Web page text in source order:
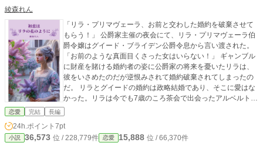
綾森れん
「リラ・プリマヴェーラ、お前と交わした婚約を破棄させて
もらう！」 公爵家主催の夜会にて、リラ・プリマヴェーラ伯
爵令嬢はグイード・ブライデン公爵令息から言い渡された。
「お前のような真面目くさった女はいらない！」 ギャンブル
に財産を賭ける婚約者の姿に公爵家の将来を憂いたリラは、
彼をいさめたのだが逆恨みされて婚約破棄されてしまったの
だ。 リラとグイードの婚約は政略結婚であり、そこに愛はな
かった。リラは今でも7歳のころ茶会で出会ったアルベルト王
子の優しさと可愛らしさを覚えていた。しかしアルベルト王
し、居場所を失った彼女を救ったのは、美しい青年歌手アル
カンジェロだった。 心優しいアルカンジェロに惹かれていく
恋愛 完結 長編
24h.ポイント 7pt
小説 36,573 位 / 228,779件 恋愛 15,888 位 / 66,370件